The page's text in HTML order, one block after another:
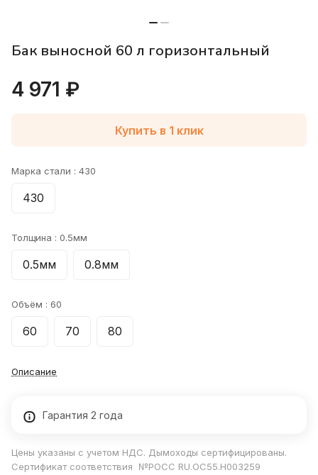
Бак выносной 60 л горизонтальный
4 971 ₽
Купить в 1 клик
Марка стали : 430
430
Толщина : 0.5мм
0.5мм 0.8мм
Объём : 60
60 70 80
Описание
Гарантия 2 года
Цены указаны с учетом НДС. Дымоходы сертифицированы.
Сертификат соответствия №РОСС RU.ОС55.Н003259